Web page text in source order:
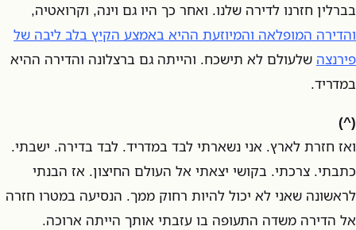
בברלין חזרנו לדירה שלנו. ואחר כך היו גם וינה, וקרואטיה,
והדירה המופלאה והמיוזעת ההיא באמצע הקיץ בלב ליבה של
פירנצה שלעולם לא תישכח. והייתה גם ברצלונה והדירה ההיא
במדריד.
(^)
ואז חזרת לארץ. אני נשארתי לבד במדריד. לבד בדירה. ישבתי.
כתבתי. צרכתי. בקושי יצאתי אל העולם החיצון. אז הבנתי
לראשונה שאני לא יכול להיות רחוק ממך. הנסיעה במטרו חזרה
אל הדירה משדה התעופה בו עזבתי אותך הייתה ארוכה.